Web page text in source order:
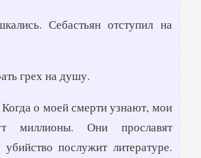
Себастьян отступил на
грех на душу.
о моей смерти узнают, мои
миллионы. Они прославят
послужит литературе.